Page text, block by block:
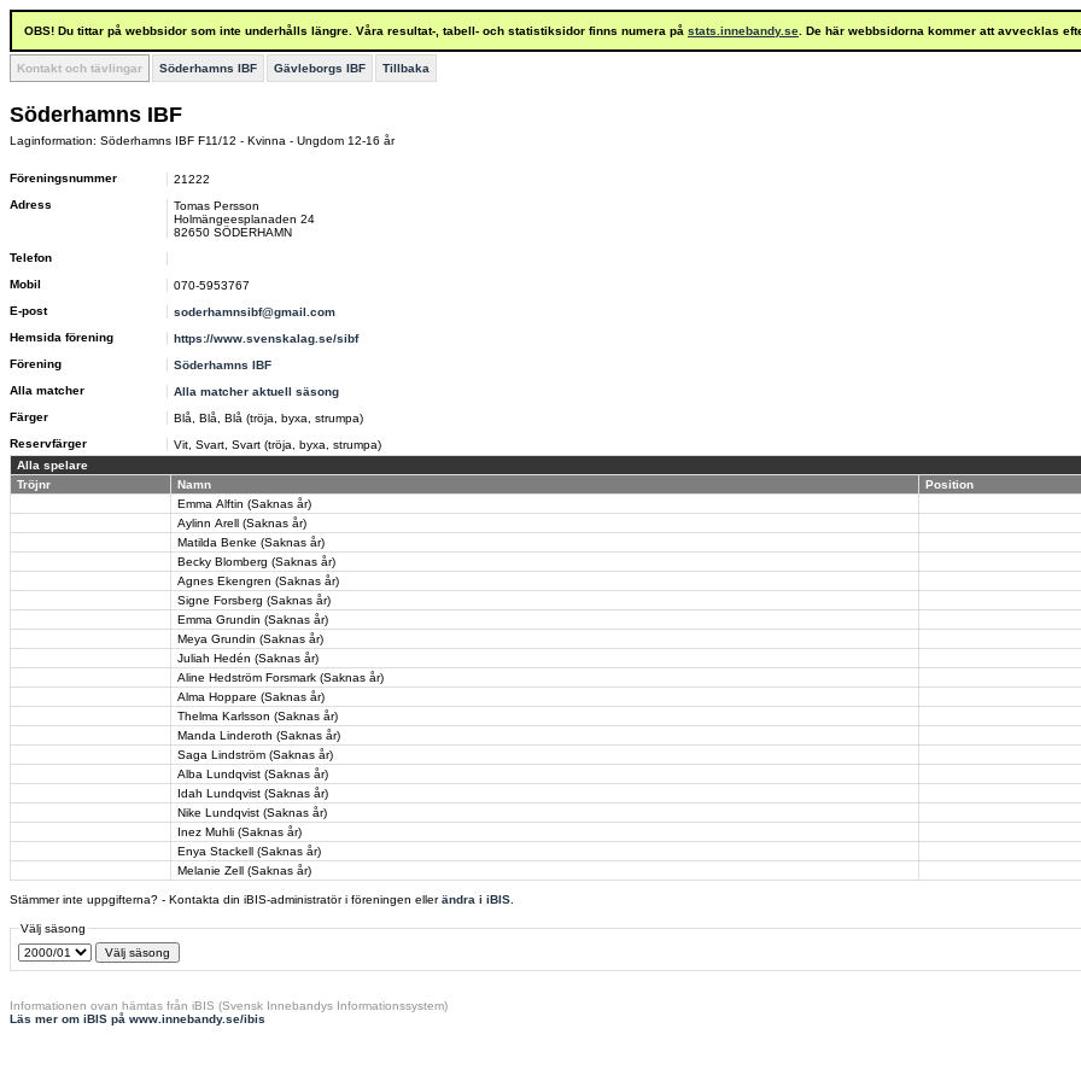
OBS! Du tittar på webbsidor som inte underhålls längre. Våra resultat-, tabell- och statistiksidor finns numera på stats.innebandy.se . De här webbsidorna kommer att avvecklas
Kontakt och tävlingar Söderhamns IBF Gävleborgs IBF Tillbaka
Söderhamns IBF
Laginformation: Söderhamns IBF F11/12 - Kvinna - Ungdom 12-16 år
Föreningsnummer
21222
Adress
Tomas Persson
Holmängeesplanaden 24
82650 SÖDERHAMN
Telefon
Mobil
070-5953767
E-post
soderhamnsibf@gmail.com
Hemsida förening
https://www.svenskalag.se/sibf
Förening
Söderhamns IBF
Alla matcher
Alla matcher aktuell säsong
Färger
Blå, Blå, Blå (tröja, byxa, strumpa)
Reservfärger
Vit, Svart, Svart (tröja, byxa, strumpa)
Alla spelare
Tröjnr
Namn
Position
Emma Alftin (Saknas år)
Aylinn Arell (Saknas år)
Matilda Benke (Saknas år)
Becky Blomberg (Saknas år)
Agnes Ekengren (Saknas år)
Signe Forsberg (Saknas år)
Emma Grundin (Saknas år)
Meya Grundin (Saknas år)
Juliah Hedén (Saknas år)
Aline Hedström Forsmark (Saknas år)
Alma Hoppare (Saknas år)
Thelma Karlsson (Saknas år)
Manda Linderoth (Saknas år)
Saga Lindström (Saknas år)
Alba Lundqvist (Saknas år)
Idah Lundqvist (Saknas år)
Nike Lundqvist (Saknas år)
Inez Muhli (Saknas år)
Enya Stackell (Saknas år)
Melanie Zell (Saknas år)
Stämmer inte uppgifterna? - Kontakta din iBIS-administratör i föreningen ellerändra i iBIS
Välj säsong
Informationen ovan hämtas från iBIS (Svensk Innebandys Informationssystem)
Läs mer om iBIS på www.innebandy.se/ibis